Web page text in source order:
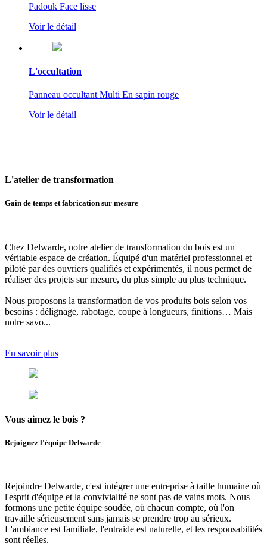
Padouk Face lisse
Voir le détail
L'occultation
Panneau occultant Multi En sapin rouge
Voir le détail
L'atelier de transformation
Gain de temps et fabrication sur mesure
Chez Delwarde, notre atelier de transformation du bois est un
véritable espace de création. Équipé d'un matériel professionnel et
piloté par des ouvriers qualifiés et expérimentés, il nous permet de
réaliser des projets sur mesure, du plus simple au plus technique.
Nous proposons la transformation de vos produits bois selon vos
besoins : délignage, rabotage, coupe à longueurs, finitions… Mais
notre savo...
En savoir plus
Vous aimez le bois ?
Rejoignez l'équipe Delwarde
Rejoindre Delwarde, c'est intégrer une entreprise à taille humaine où
l'esprit d'équipe et la convivialité ne sont pas de vains mots. Nous
formons une petite équipe soudée, où chacun compte, où l'on
travaille sérieusement sans jamais se prendre trop au sérieux.
L'ambiance est familiale, l'entraide est naturelle, et les responsabilités
sont réelles.